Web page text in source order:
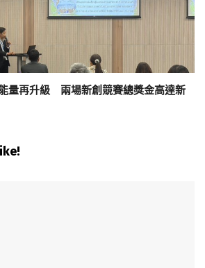
量再升級 兩場新創競賽總獎金高達新